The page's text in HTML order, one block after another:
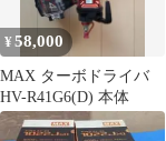
¥58,000
MAX ターボドライバ
HV-R41G6(D) 本体